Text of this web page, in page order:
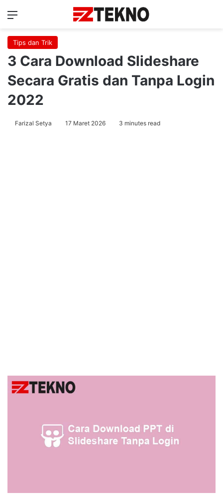
Menu
Tips dan Trik
3 Cara Download Slideshare
Secara Gratis dan Tanpa Login
2022
Farizal Setya 17 Maret 2026 3 minutes read